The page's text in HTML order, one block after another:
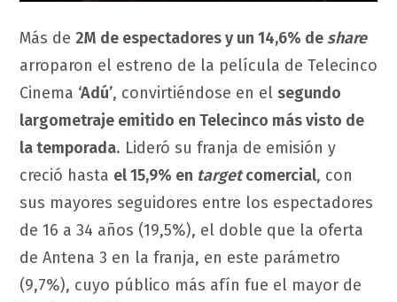
Más de 2M de espectadores y un 14,6% deshare
arroparon el estreno de la película de Telecinco
Cinema ‘Adú’, convirtiéndose en el segundo
largometraje emitido en Telecinco más visto de
la temporada. Lideró su franja de emisión y
creció hasta el 15,9% en targetcomercial, con
sus mayores seguidores entre los espectadores
de 16 a 34 años (19,5%), el doble que la oferta
de Antena 3 en la franja, en este parámetro
(9,7%), cuyo público más afín fue el mayor de